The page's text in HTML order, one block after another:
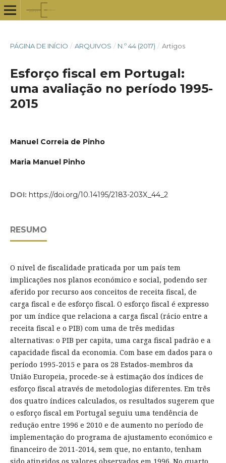
PÁGINA DE INÍCIO / ARQUIVOS / N.º 44 (2017) / Artigos
Esforço fiscal em Portugal:
uma avaliação no período 1995-
2015
Manuel Correia de Pinho
Maria Manuel Pinho
DOI: https://doi.org/10.14195/2183-203X_44_2
RESUMO
O nível de fiscalidade praticada por um país tem
implicações nos planos económico e social, podendo ser
aferido por recurso aos conceitos de receita fiscal, de
carga fiscal e de esforço fiscal. O esforço fiscal é expresso
por um índice que relaciona a carga fiscal (rácio entre a
receita fiscal e o PIB) com uma de três medidas
alternativas: o PIB per capita, uma carga fiscal padrão e a
capacidade fiscal da economia. Com base em dados para o
período 1995-2015 e para os 28 Estados-membros da
União Europeia, procede-se à estimação dos índices de
esforço fiscal através de metodologias diferentes. Em três
dos quatro índices calculados, os resultados sugerem que
o esforço fiscal em Portugal seguiu uma tendência de
redução entre 1996 e 2010 e de aumento no período de
implementação do programa de ajustamento económico e
financeiro de 2011-2014, sem que, no entanto, tenham